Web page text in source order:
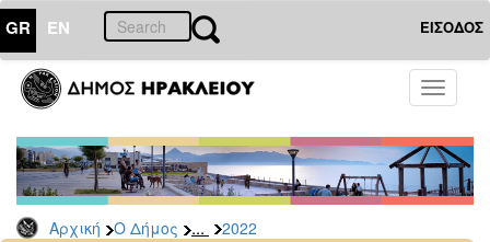
GR EN ΕΙΣΟΔΟΣ
Toggle
Αρχική Ο Δήμος ... 2022
ΔΗΜΟΣ
Δελτία
Τύπου
Αρχείο
2026